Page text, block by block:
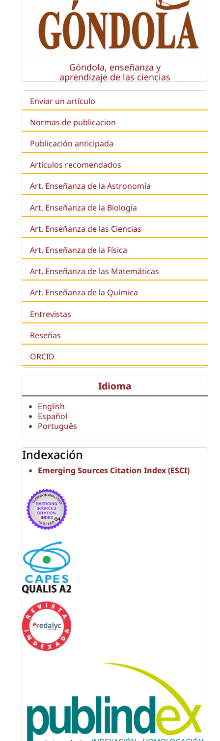
Góndola, enseñanza y
aprendizaje de las ciencias
Enviar un artículo
Normas de publicacion
Publicación anticipada
Artículos recomendados
Art. Enseñanza de la Astronomía
Art. Enseñanza de la Biología
Art. Enseñanza de las Ciencias
Art. Enseñanza de la Física
Art. Enseñanza de las Matemáticas
Art. Enseñanza de la Química
Entrevistas
Reseñas
ORCID
Idioma
English
Español
Português
Indexación
Emerging Sources Citation Index (ESCI)